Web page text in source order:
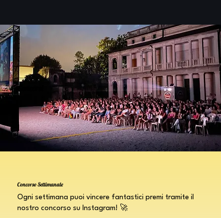
Concorsi
Concorso Settimanale
Ogni settimana puoi vincere fantastici premi tramite il
nostro concorso su Instagram! 🚀